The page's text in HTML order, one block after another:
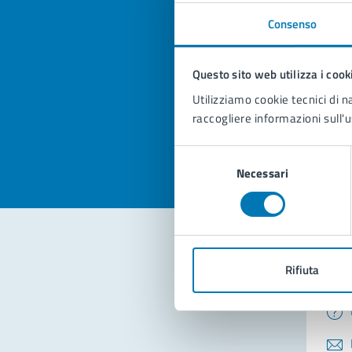
Consenso
Questo sito web utilizza i
Utilizziamo cookie tecnici di
raccogliere informazioni
Necessari
Rifiuta
Valuta